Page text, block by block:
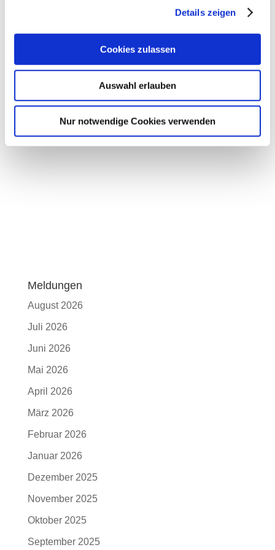
Details zeigen
Cookies zulassen
Auswahl erlauben
Nur notwendige Cookies verwenden
Pferd an den Start. Leider blieb das Paar in beiden
Prüfungen nicht fehlerfrei und rangierte als 36te
der Gesamtrangierung.
Meldungen
August 2026
Juli 2026
Juni 2026
Mai 2026
April 2026
März 2026
Februar 2026
Januar 2026
Dezember 2025
November 2025
Oktober 2025
September 2025